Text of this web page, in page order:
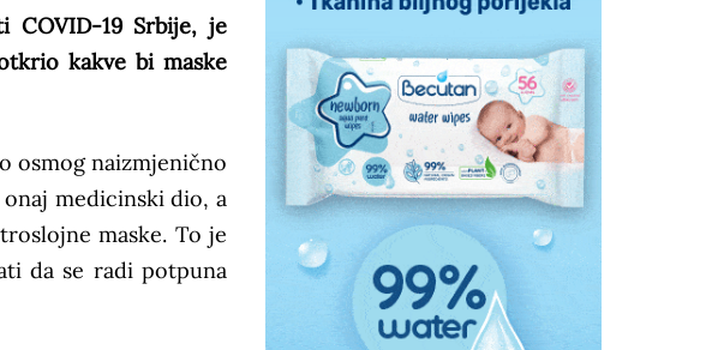
COVID-19 Srbije, je
kakve bi maske
osmog naizmjenično
medicinski dio, a
maske. To je
da se radi potpuna